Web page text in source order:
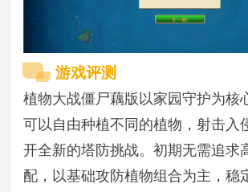
游戏评测
植物大战僵尸藕版以家园守护为核
可以自由种植不同的植物，射击入
开全新的塔防挑战。初期无需追求
配，以基础攻防植物组合为主，稳